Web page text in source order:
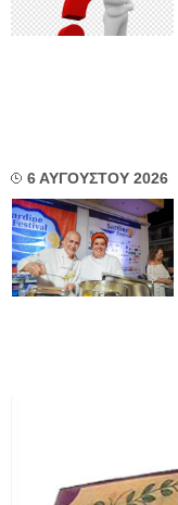
6 ΑΥΓΟΥΣΤΟΥ 2026